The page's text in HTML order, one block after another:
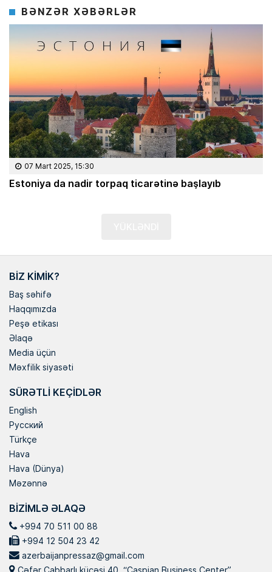
BƏNZƏR XƏBƏRLƏR
07 Mart 2025, 15:30
Estoniya da nadir torpaq ticarətinə başlayıb
BIZ KIMIK?
Baş səhifə
Haqqımızda
Peşə etikası
Əlaqə
Media üçün
Məxfilik siyasəti
SÜRƏTLI KEÇIDLƏR
English
Русский
Türkçe
Hava
Hava (Dünya)
Məzənnə
BIZIMLƏ ƏLAQƏ
+994 70 511 00 88
+994 12 504 23 42
azerbaijanpressaz@gmail.com
Cəfər Cabbarlı küçəsi 40, “Caspian Business Center”